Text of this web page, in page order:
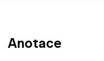
Anotace